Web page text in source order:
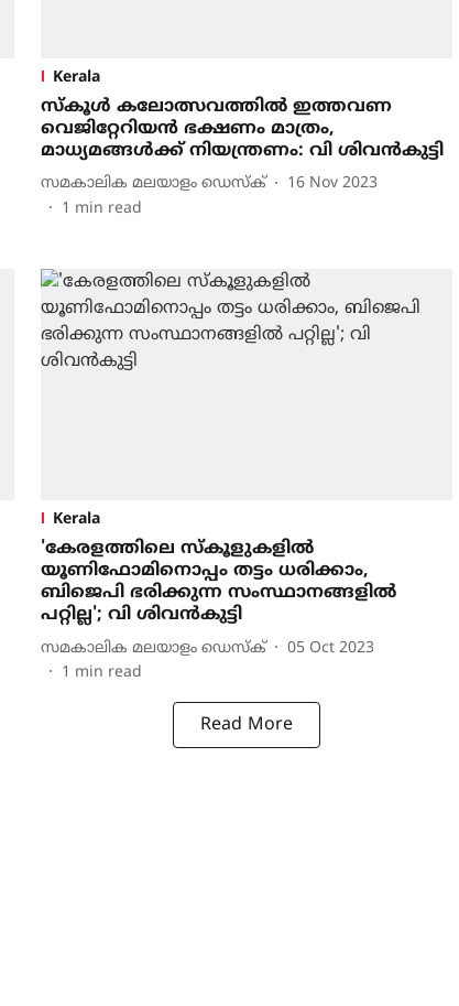
Kerala
സ്കൂൾ കലോത്സവത്തിൽ ഇത്തവണ
വെജിറ്റേറിയൻ ഭക്ഷണം മാത്രം,
മാധ്യമങ്ങൾക്ക് നിയന്ത്രണം: വി ശിവൻകുട്ടി
സമകാലിക മലയാളം ഡെസ്ക്
16 Nov 2023
1 min read
Kerala
'കേരളത്തിലെ സ്കൂളുകളിൽ
യൂണിഫോമിനൊപ്പം തട്ടം ധരിക്കാം,
ബിജെപി ഭരിക്കുന്ന സംസ്ഥാനങ്ങളിൽ
പറ്റില്ല'; വി ശിവൻകുട്ടി
സമകാലിക മലയാളം ഡെസ്ക്
05 Oct 2023
1 min read
Read More